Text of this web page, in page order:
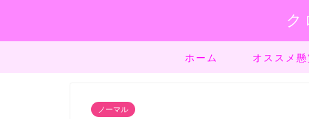
ク
ホーム オススメ
ノーマル